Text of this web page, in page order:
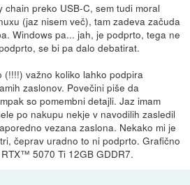
chain preko USB-C, sem tudi moral
(jaz nisem več), tam zadeva začuda
Windows pa... jah, je podprto, tega ne
se bi pa dalo debatirat.
(!!!!) važno koliko lahko podpira
zaslonov. Povečini piše da
so pomembni detajli. Jaz imam
po nakupu nekje v navodilih zasledil
vezana zaslona. Nekako mi je
čeprav uradno to ni podprto. Grafično
5070 Ti 12GB GDDR7.